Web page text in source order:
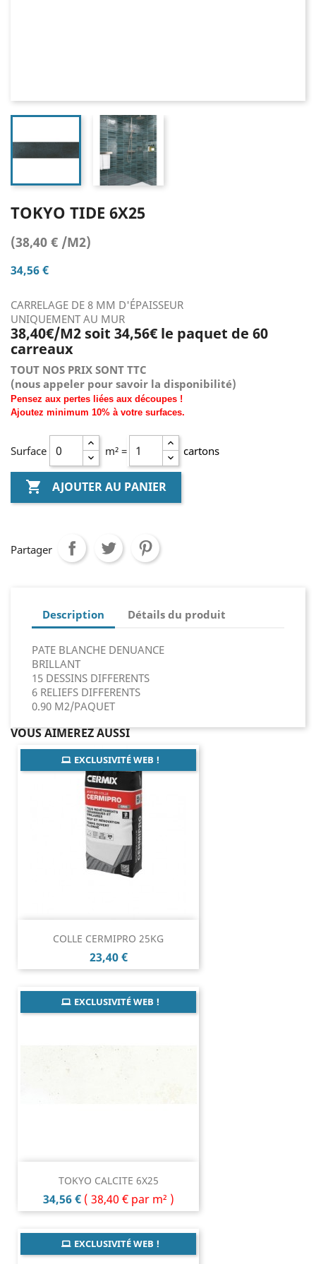
TOKYO TIDE 6X25
(38,40 € /M2)
34,56 €
CARRELAGE DE 8 MM D'ÉPAISSEUR
UNIQUEMENT AU MUR
38,40€/M2 soit 34,56€ le paquet de 60
carreaux
TOUT NOS PRIX SONT TTC
(nous appeler pour savoir la disponibilité)
Pensez aux pertes liées aux découpes !
Ajoutez minimum 10% à votre surfaces.
Surface m² = cartons
 AJOUTER AU PANIER
Partager
Description Détails du produit
PATE BLANCHE DENUANCE
BRILLANT
15 DESSINS DIFFERENTS
6 RELIEFS DIFFERENTS
0.90 M2/PAQUET
VOUS AIMEREZ AUSSI
COLLE CERMIPRO 25KG
Prix
23,40 €
EXCLUSIVITÉ WEB !
TOKYO CALCITE 6X25
Prix
34,56 € ( 38,40 € par m² )
EXCLUSIVITÉ WEB !
EXCLUSIVITÉ WEB !